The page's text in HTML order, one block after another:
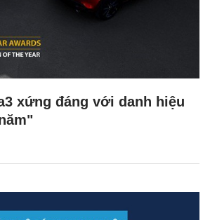
xứng đáng với danh hiệu